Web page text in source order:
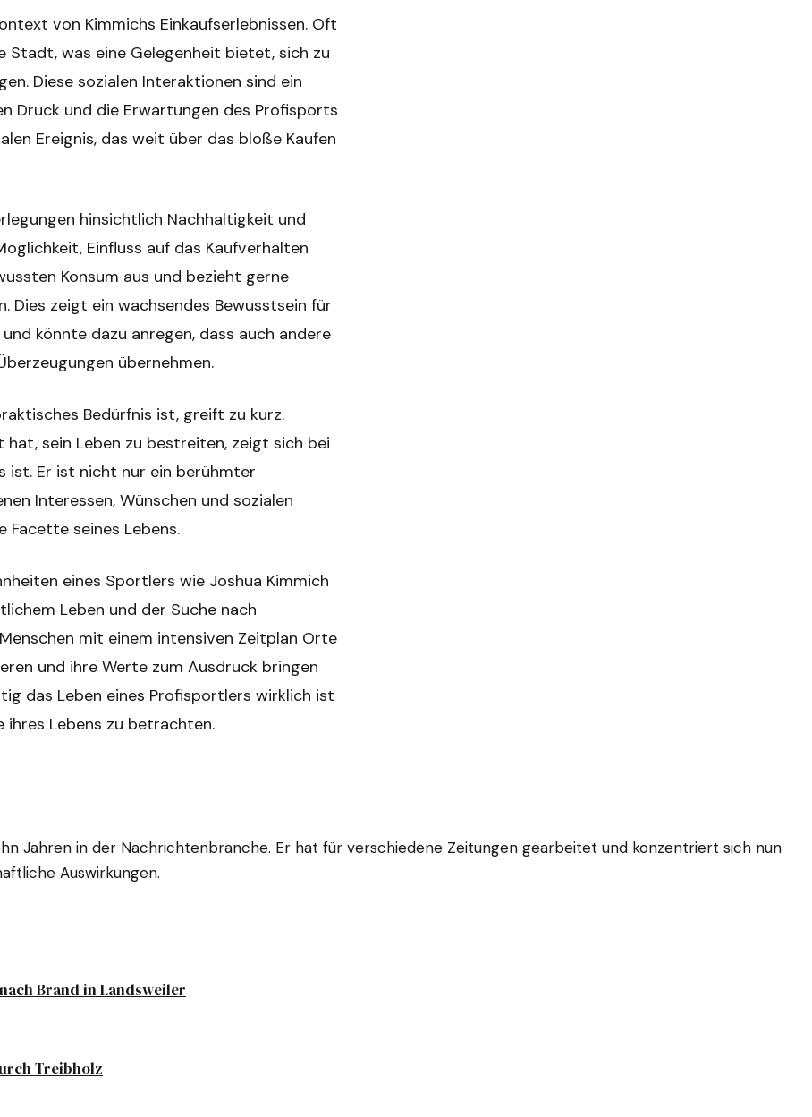
von Kimmichs Einkaufserlebnissen. Oft
Stadt, was eine Gelegenheit bietet, sich zu
Diese sozialen Interaktionen sind ein
Druck und die Erwartungen des Profisports
Ereignis, das weit über das bloße Kaufen
hinsichtlich Nachhaltigkeit und
Einfluss auf das Kaufverhalten
Konsum aus und bezieht gerne
Dies zeigt ein wachsendes Bewusstsein für
könnte dazu anregen, dass auch andere
übernehmen.
Bedürfnis ist, greift zu kurz.
sein Leben zu bestreiten, zeigt sich bei
ist. Er ist nicht nur ein berühmter
Interessen, Wünschen und sozialen
Facette seines Lebens.
eines Sportlers wie Joshua Kimmich
Leben und der Suche nach
mit einem intensiven Zeitplan Orte
und ihre Werte zum Ausdruck bringen
das Leben eines Profisportlers wirklich ist
Lebens zu betrachten.
Jahren in der Nachrichtenbranche. Er hat für verschiedene Zeitungen gearbeitet und konzentriert sich nun
Auswirkungen.
Brand in Landsweiler
Treibholz